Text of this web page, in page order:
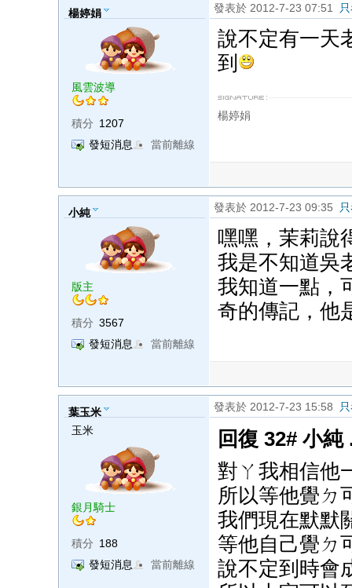
楊婷娟
風雲波導
積分 1207
發短消息
當前離線
發表於 2012-7-23 07:51
說不定有一天
到
楊婷娟
小純
版主
積分 3567
發短消息
當前離線
發表於 2012-7-23 09:35
嘿嘿，茉莉說
我是不知道吳
我知道一點，
奇的傳記，他
葉玉米
玉米
銀月騎士
積分 188
發短消息
當前離線
發表於 2012-7-23 15:58
回復 32# 小純
對ㄚ我相信他
所以等他覺ㄉ
我們現在默默
等他自己覺ㄉ
說不定到時會